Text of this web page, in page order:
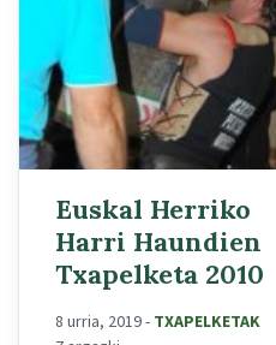
Euskal Herriko
Harri Haundien
Txapelketa 2010
8 urria, 2019- TXAPELKETAK